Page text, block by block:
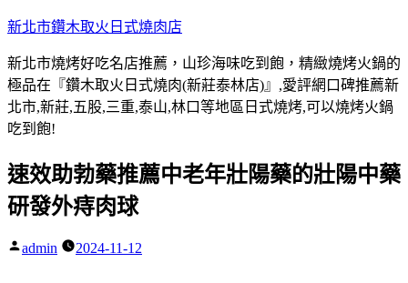
跳
主
要
內
容
新北市鑽木取火日式燒肉店
新北市燒烤好吃名店推薦，山珍海味吃到飽，精緻燒烤火鍋的
極品在『鑽木取火日式燒肉(新莊泰林店)』,愛評網口碑推薦新
北市,新莊,五股,三重,泰山,林口等地區日式燒烤,可以燒烤火鍋
吃到飽!
速效助勃藥推薦中老年壯陽藥的壯陽中藥
研發外痔肉球
作
admin 2024-11-12